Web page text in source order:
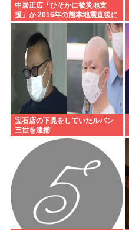
中居正広「ひそかに被災地支
援」か 2016年の熊本地震直後に
は現地で炊き出し 親友・松本人
志の闘病に心を痛め、頻繁に連
絡も
宝石店の下見をしていたルパン
三世を逮捕